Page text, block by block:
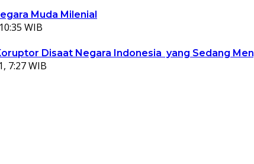
Muda Milenial
WIB
Disaat Negara Indonesia yang Sedang
7:27 WIB